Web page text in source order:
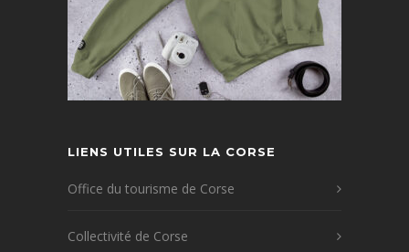
LIENS UTILES SUR LA CORSE
Office du tourisme de Corse
Collectivité de Corse